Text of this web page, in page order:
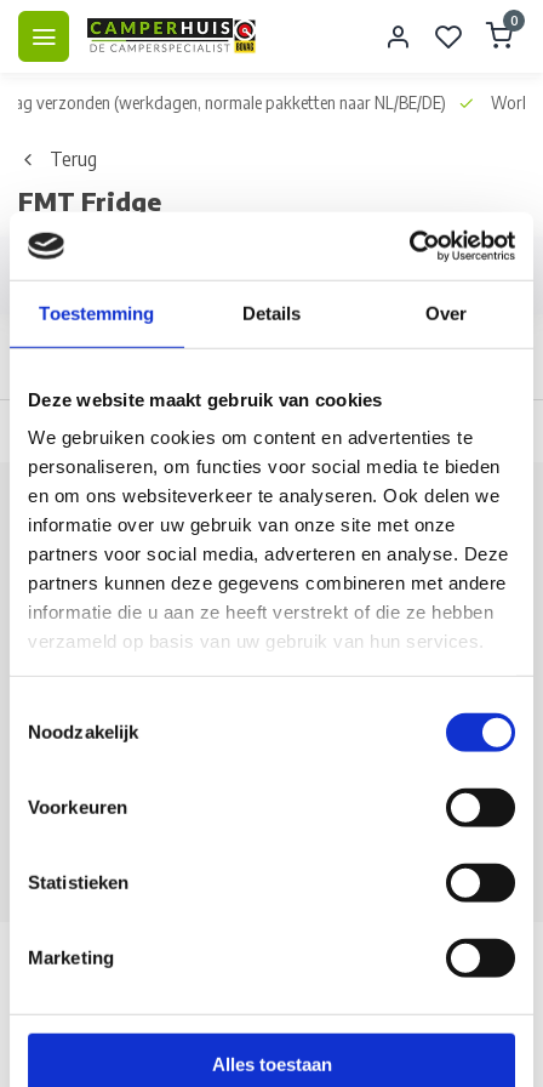
Toestemming Details Over
Deze website maakt gebruik van cookies
We gebruiken cookies om content en advertenties te
personaliseren, om functies voor social media te bieden
en om ons websiteverkeer te analyseren. Ook delen we
informatie over uw gebruik van onze site met onze
partners voor social media, adverteren en analyse. Deze
partners kunnen deze gegevens combineren met andere
informatie die u aan ze heeft verstrekt of die ze hebben
verzameld op basis van uw gebruik van hun services.
Noodzakelijk
Voorkeuren
Statistieken
Marketing
Alles toestaan
0
verzonden(werkdagen, normale pakketten naar NL/BE/DE) World
Terug
FMT Fridge
Filters
verzonden(werkdagen, normale pakketten naar NL/BE/DE)
Klantenservice
Veelgestelde vragen
0418 680 690
Usefull links
Informatie
Contactgegevens
Mis nooit meer onze aanbiedingen!
Abonneer